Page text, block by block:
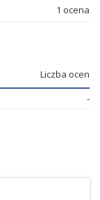
1 ocena
Liczba ocen
-